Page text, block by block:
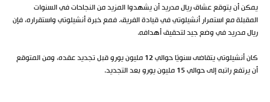
يمكن أن يتوقع عشاق ريال مدريد أن يشهدوا المزيد من النجاحات في السنوات
المقبلة مع استمرار أنشيلوتي في قيادة الفريق. فمع خبرة أنشيلوتي واستقراره، فإن
ريال مدريد في وضع جيد لتحقيق أهدافه.
كان أنشيلوتي يتقاضى سنويًا حوالي 12 مليون يورو قبل تجديد عقده، ومن المتوقع
أن يرتفع راتبه إلى حوالي 15 مليون يورو بعد التجديد.